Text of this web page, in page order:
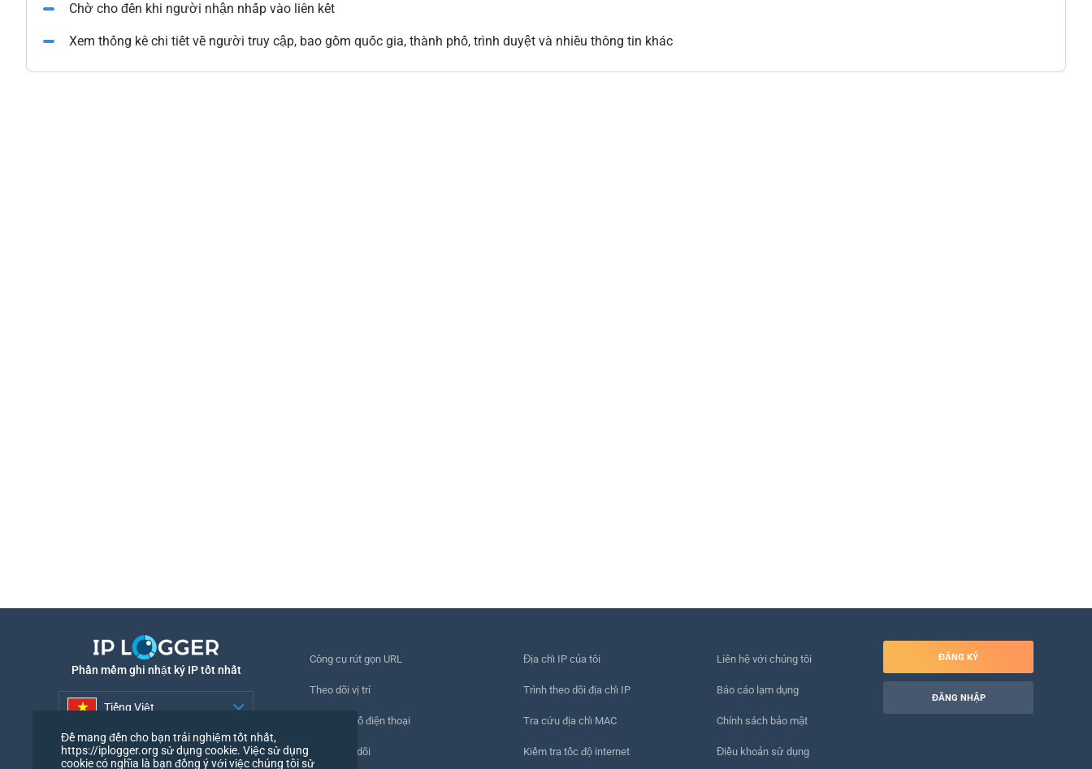
Chờ cho đến khi người nhận nhấp vào liên kết
Xem thống kê chi tiết về người truy cập, bao gồm quốc gia, thành phố, trình duyệt và nhiều thông tin khác
Phần mềm ghi nhật ký IP tốt nhất
Tiếng Việt
Tiếng Việt
Công cụ rút gọn URL
Theo dõi vị trí
Theo dõi số điện thoại
Pixel theo dõi
Địa chỉ IP của tôi
Trình theo dõi địa chỉ IP
Tra cứu địa chỉ MAC
Kiểm tra tốc độ internet
Liên hệ với chúng tôi
Báo cáo lạm dụng
Chính sách bảo mật
Điều khoản sử dụng
ĐĂNG KÝ
ĐĂNG NHẬP
Để mang đến cho bạn trải nghiệm tốt nhất,
https://iplogger.org sử dụng cookie. Việc sử dụng
cookie có nghĩa là bạn đồng ý với việc chúng tôi sử